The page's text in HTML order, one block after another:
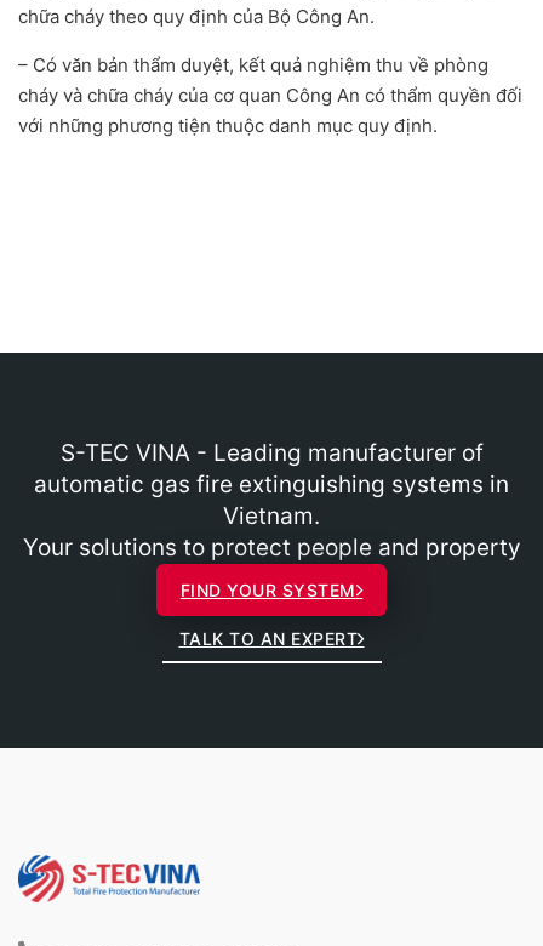
chữa cháy theo quy định của Bộ Công An.
– Có văn bản thẩm duyệt, kết quả nghiệm thu về phòng
cháy và chữa cháy của cơ quan Công An có thẩm quyền đối
với những phương tiện thuộc danh mục quy định.
S-TEC VINA - Leading manufacturer of
automatic gas fire extinguishing systems in
Vietnam.
Your solutions to protect people and property
FIND YOUR SYSTEM
TALK TO AN EXPERT